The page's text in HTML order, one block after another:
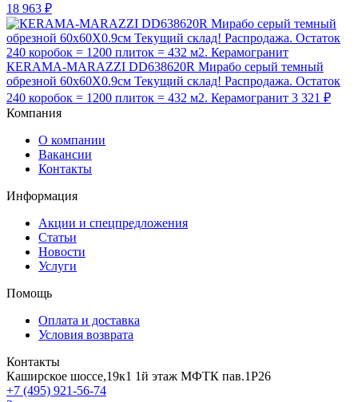
18 963 ₽
КЕRAMA-MARAZZI DD638620R Мирабо серый темный
обрезной 60х60X0.9см Текущий склад! Распродажа. Остаток
240 коробок = 1200 плиток = 432 м2. Керамогранит 3 321 ₽
Компания
О компании
Вакансии
Контакты
Информация
Акции и спецпредложения
Статьи
Новости
Услуги
Помощь
Оплата и доставка
Условия возврата
Контакты
Каширское шоссе,19к1 1й этаж МФТК пав.1Р26
+7 (495) 921-56-74